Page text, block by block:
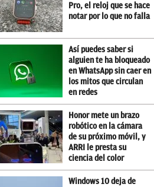
Pro, el reloj que se hace
notar por lo que no falla
Así puedes saber si
alguien te ha bloqueado
en WhatsApp sin caer en
los mitos que circulan
en redes
Honor mete un brazo
robótico en la cámara
de su próximo móvil, y
ARRI le presta su
ciencia del color
Windows 10 deja de